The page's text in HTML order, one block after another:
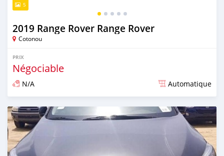
5
2019 Range Rover Range Rover
Cotonou
PRIX
Négociable
N/A Automatique
Publié il y a plus de 4 ans